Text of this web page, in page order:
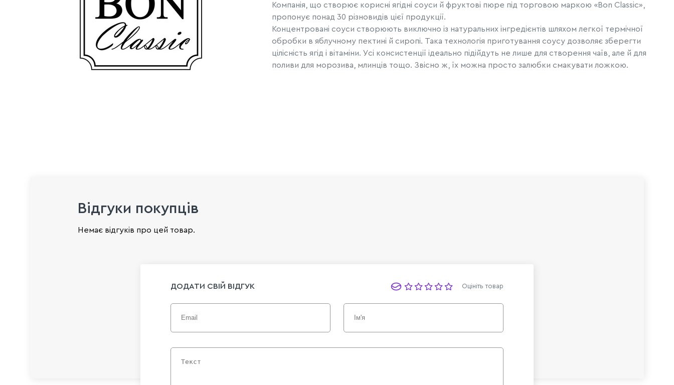
Компанія, що створює корисні ягідні соуси й фруктові пюре під торговою маркою «Bon Classic»,
пропонує понад 30 різновидів цієї продукції.
Концентровані соуси створюють виключно із натуральних інгредієнтів шляхом легкої термічної
обробки в яблучному пектині й сиропі. Така технологія приготування соусу дозволяє зберегти
цілісність ягід і вітаміни. Усі консистенції ідеально підійдуть не лише для створення чаїв, але й для
поливи для морозива, млинців тощо. Звісно ж, їх можна просто залюбки смакувати ложкою.
Відгуки покупців
Немає відгуків про цей товар.
ДОДАТИ СВІЙ ВІДГУК Оцініть товар